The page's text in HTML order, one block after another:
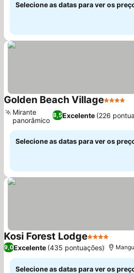
Selecione as datas para ver os
Golden Beach Village4
8,5Excelente (226
Mirante
panorâmico
Selecione as datas para ver os
Kosi Forest Lodge4 Estrelas
Ver
9,0Excelente (435 pontuações)
Selecione as datas para ver os